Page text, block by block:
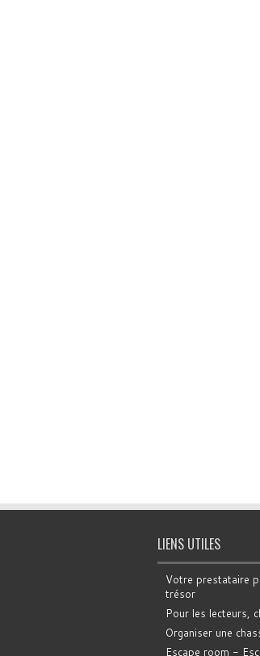
LIENS UTILES
Votre prestataire
trésor
Pour les lecteurs,
Organiser une
Escape room -